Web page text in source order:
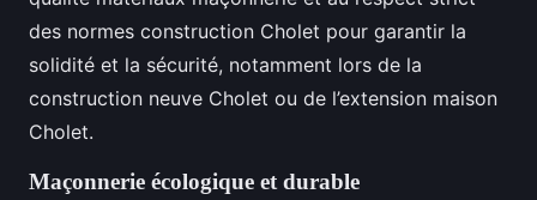
des normes construction Cholet pour garantir la
solidité et la sécurité, notamment lors de la
construction neuve Cholet ou de l’extension maison
Cholet.
Maçonnerie écologique et durable